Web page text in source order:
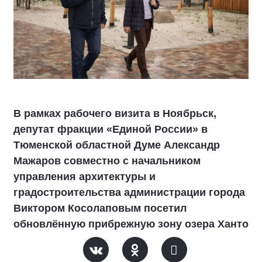
В рамках рабочего визита в Ноябрьск,
депутат фракции «Единой России» в
Тюменской областной Думе Александр
Мажаров совместно с начальником
управления архитектуры и
градостроительства администрации города
Виктором Косолаповым посетил
обновлённую прибрежную зону озера Ханто